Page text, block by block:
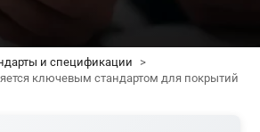
и спецификации
ключевым стандартом для покрытий